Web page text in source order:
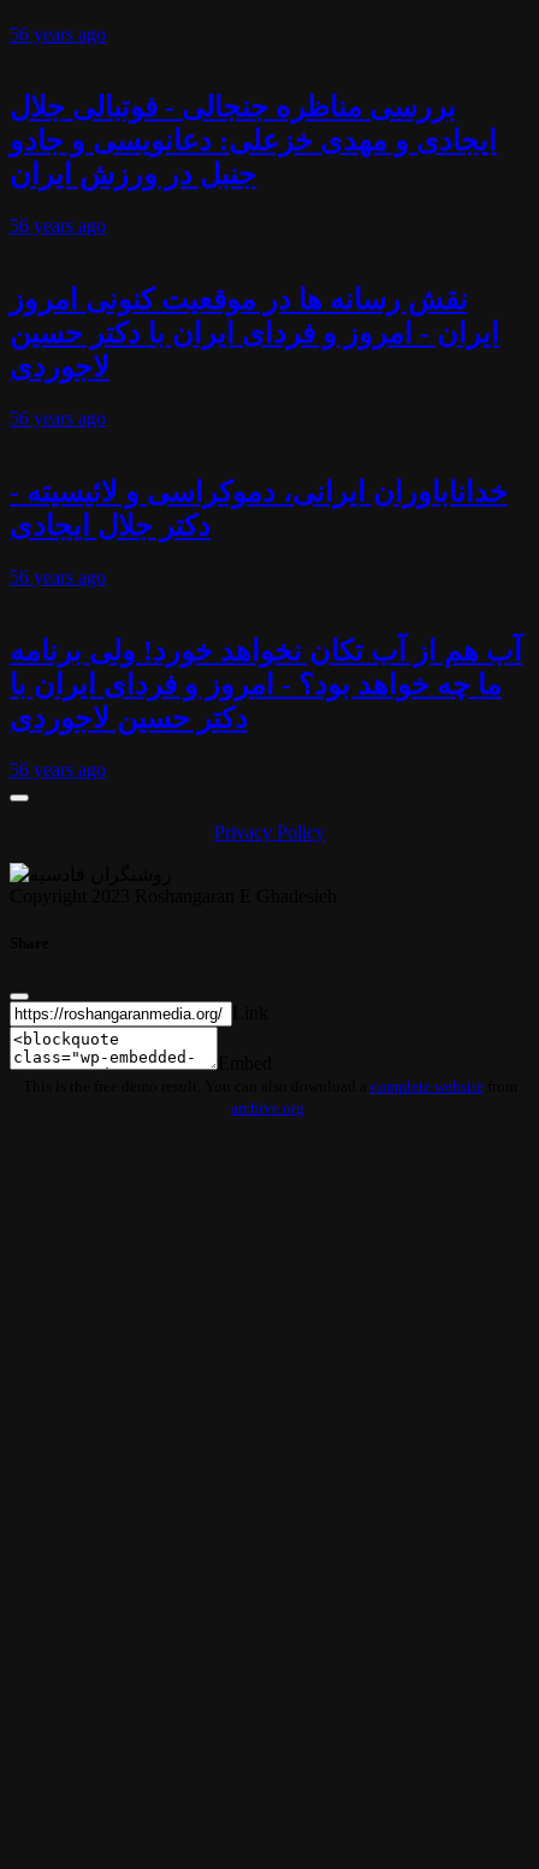
56 years ago
بررسی مناظره جنجالی - فوتبالی جلال
ایجادی و مهدی خزعلی: دعانویسی و جادو
جنبل در ورزش ایران
56 years ago
نقش رسانه ها در موقعیت کنونی امروز
ایران - امروز و فردای ایران با دکتر حسین
لاجوردی
56 years ago
خداناباوران ایرانی، دموکراسی و لائیسیته -
دکتر جلال ایجادی
56 years ago
آب هم از آب تکان نخواهد خورد! ولی برنامه
ما چه خواهد بود؟ - امروز و فردای ایران با
دکتر حسین لاجوردی
56 years ago
Privacy Policy
complete websitefrom
archive.org